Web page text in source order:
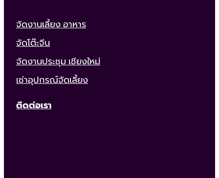
จัดงานเลี้ยง อาหาร
จัดโต๊ะจีน
จัดงานประชุม เชียงใหม่
เช่าอุปกรณ์จัดเลี้ยง
ติดต่อเรา